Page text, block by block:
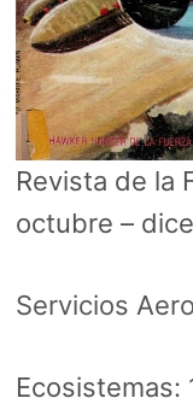
Revista de la
octubre –
Servicios
Ecosistemas: